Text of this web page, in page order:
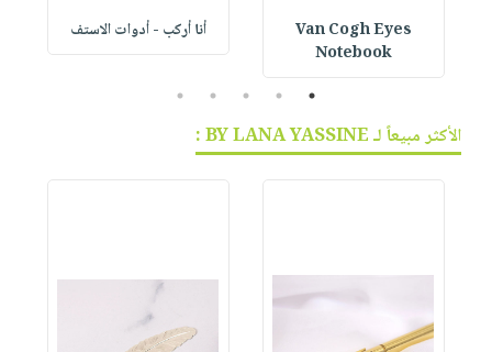
Van Cogh Eyes
Notebook
أنا أركب - أدوات الاستف
1
2
3
4
5
الأكثر مبيعاً لـ BY LANA YASSINE :